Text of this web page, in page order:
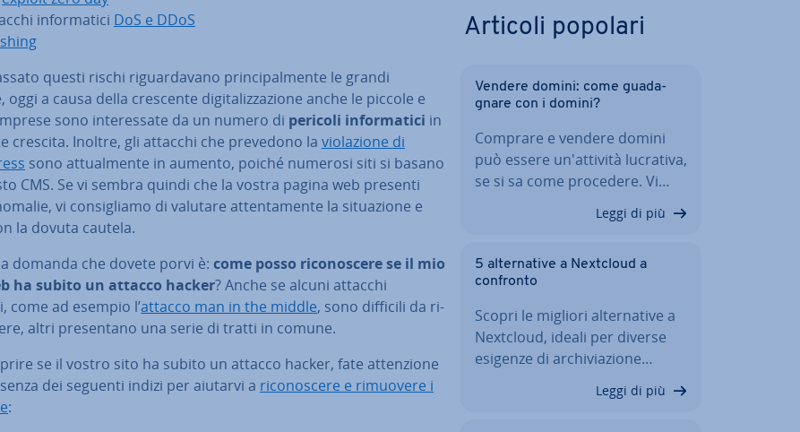
in­for­ma­ti­ci DoS e DDoS
questi rischi ri­guar­da­va­no prin­ci­pal­men­te le grandi
oggi a causa della crescente di­gi­ta­liz­za­zio­ne anche le piccole e
sono in­te­res­sa­te da un numero di pericoli in­for­ma­ti­ci in
crescita. Inoltre, gli attacchi che prevedono la vio­la­zio­ne di
sono at­tual­men­te in aumento, poiché numerosi siti si basano
CMS. Se vi sembra quindi che la vostra pagina web presenti
vi con­si­glia­mo di valutare at­ten­ta­men­te la si­tua­zio­ne e
la dovuta cautela.
domanda che dovete porvi è: come posso ri­co­no­sce­re se il mio
ha subito un attacco hacker? Anche se alcuni attacchi
come ad esempio l’attacco man in the middle, sono difficili da ri­
altri pre­sen­ta­no una serie di tratti in comune.
se il vostro sito ha subito un attacco hacker, fate at­ten­zio­ne
dei seguenti indizi per aiutarvi a ri­co­no­sce­re e rimuovere i
:
Articoli popolari
Vendere domini: come gua­da­
gna­re con i domini?
Comprare e vendere domini
può essere un'at­ti­vi­tà lucrativa,
se si sa come procedere. Vi…
Leggi di più
5 al­ter­na­ti­ve a Nextcloud a
confronto
Scopri le migliori al­ter­na­ti­ve a
Nextcloud, ideali per diverse
esigenze di ar­chi­via­zio­ne…
Leggi di più